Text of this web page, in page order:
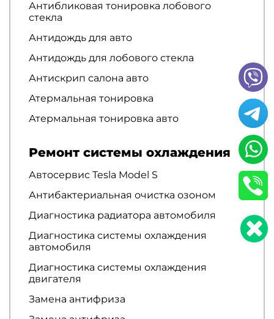
Антибликовая тонировка лобового
стекла
Антидождь для авто
Антидождь для лобового стекла
Антискрип салона авто
Атермальная тонировка
Атермальная тонировка авто
Ремонт системы охлаждения
Автосервис Tesla Model S
Антибактериальная очистка озоном
Диагностика радиатора автомобиля
Диагностика системы охлаждения
автомобиля
Диагностика системы охлаждения
двигателя
Замена антифриза